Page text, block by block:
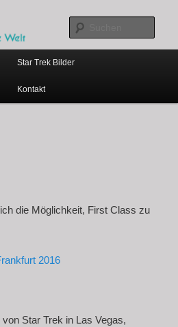
Star Trek Bilder
Kontakt
die Möglichkeit, First Class zu
2016
Star Trek in Las Vegas,